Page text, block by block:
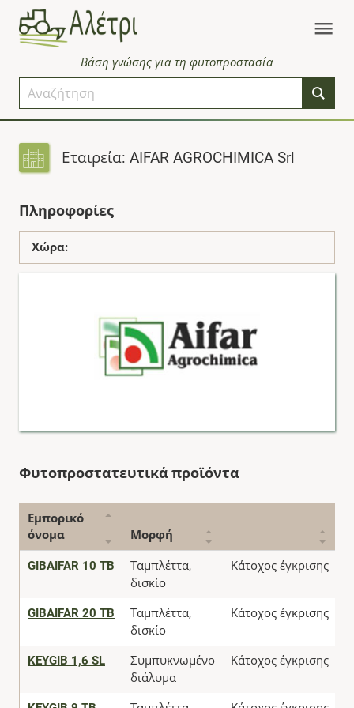
Βάση γνώσης για τη φυτοπροστασία
Εταιρεία: AIFAR AGROCHIMICA Srl
Πληροφορίες
Χώρα:
Φυτοπροστατευτικά προϊόντα
Εμπορικό
όνομα
Μορφή
GIBAIFAR 10 TB
Ταμπλέττα,
δισκίο
Κάτοχος έγκρισης
GIBAIFAR 20 TB
Ταμπλέττα,
δισκίο
Κάτοχος έγκρισης
KEYGIB 1,6 SL
Συμπυκνωμένο
διάλυμα
Κάτοχος έγκρισης